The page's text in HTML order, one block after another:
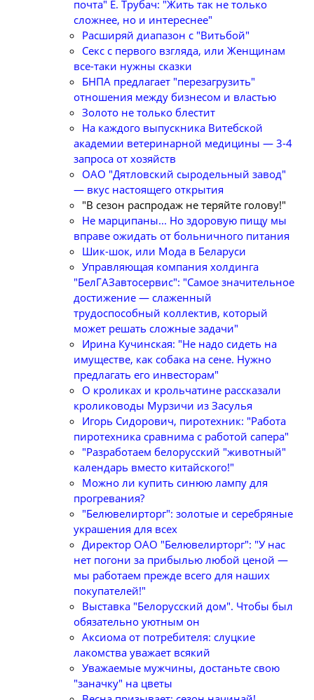
почта" Е. Трубач: "Жить так не только
сложнее, но и интереснее"
Расширяй диапазон с "Витьбой"
Секс с первого взгляда, или Женщинам
все-таки нужны сказки
БНПА предлагает "перезагрузить"
отношения между бизнесом и властью
Золото не только блестит
На каждого выпускника Витебской
академии ветеринарной медицины — 3-4
запроса от хозяйств
ОАО "Дятловский сыродельный завод"
— вкус настоящего открытия
"В сезон распродаж не теряйте голову!"
Не марципаны... Но здоровую пищу мы
вправе ожидать от больничного питания
Шик-шок, или Мода в Беларуси
Управляющая компания холдинга
"БелГАЗавтосервис": "Самое значительное
достижение — слаженный
трудоспособный коллектив, который
может решать сложные задачи"
Ирина Кучинская: "Не надо сидеть на
имуществе, как собака на сене. Нужно
предлагать его инвесторам"
О кроликах и крольчатине рассказали
кролиководы Мурзичи из Засулья
Игорь Сидорович, пиротехник: "Работа
пиротехника сравнима с работой сапера"
"Разработаем белорусский "животный"
календарь вместо китайского!"
Можно ли купить синюю лампу для
прогревания?
"Белювелирторг": золотые и серебряные
украшения для всех
Директор ОАО "Белювелирторг": "У нас
нет погони за прибылью любой ценой —
мы работаем прежде всего для наших
покупателей!"
Выставка "Белорусский дом". Чтобы был
обязательно уютным он
Аксиома от потребителя: слуцкие
лакомства уважает всякий
Уважаемые мужчины, достаньте свою
"заначку" на цветы